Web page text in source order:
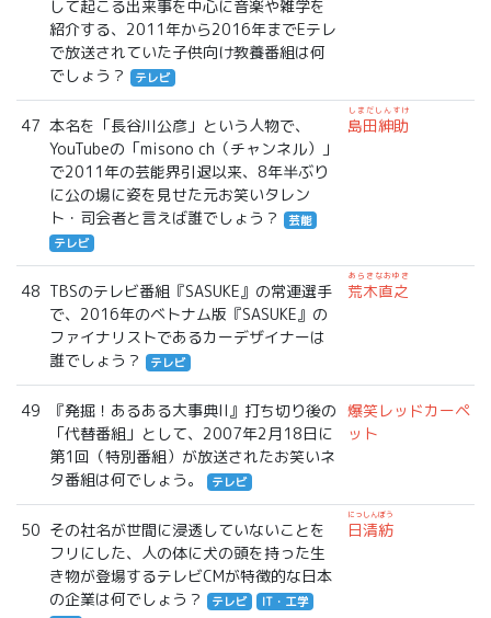
して起こる出来事を中心に音楽や雑学を
紹介する、2011年から2016年までEテレ
で放送されていた子供向け教養番組は何
でしょう？
テレビ
47 本名を「長谷川公彦」という人物で、
YouTubeの「misono ch（チャンネル）」
で2011年の芸能界引退以来、8年半ぶり
に公の場に姿を見せた元お笑いタレン
ト・司会者と言えば誰でしょう？
芸能
テレビ
島田紳助
しまだしんすけ
48 TBSのテレビ番組『SASUKE』の常連選手
で、2016年のベトナム版『SASUKE』の
ファイナリストであるカーデザイナーは
誰でしょう？
テレビ
荒木直之
あらきなおゆき
49
『発掘！あるある大事典II』打ち切り後の
「代替番組」として、2007年2月18日に
第1回（特別番組）が放送されたお笑いネ
タ番組は何でしょう。
テレビ
爆笑レッドカーペ
ット
50 その社名が世間に浸透していないことを
フリにした、人の体に犬の頭を持った生
き物が登場するテレビCMが特徴的な日本
の企業は何でしょう？
テレビ
IT・工学
日清紡
にっしんぼう